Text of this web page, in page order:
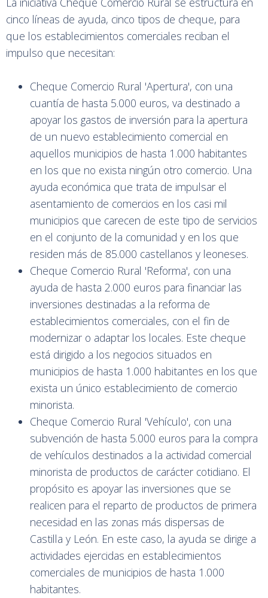
cinco líneas de ayuda, cinco tipos de cheque, para
que los establecimientos comerciales reciban el
impulso que necesitan:
Cheque Comercio Rural 'Apertura', con una
cuantía de hasta 5.000 euros, va destinado a
apoyar los gastos de inversión para la apertura
de un nuevo establecimiento comercial en
aquellos municipios de hasta 1.000 habitantes
en los que no exista ningún otro comercio. Una
ayuda económica que trata de impulsar el
asentamiento de comercios en los casi mil
municipios que carecen de este tipo de servicios
en el conjunto de la comunidad y en los que
residen más de 85.000 castellanos y leoneses.
Cheque Comercio Rural 'Reforma', con una
ayuda de hasta 2.000 euros para financiar las
inversiones destinadas a la reforma de
establecimientos comerciales, con el fin de
modernizar o adaptar los locales. Este cheque
está dirigido a los negocios situados en
municipios de hasta 1.000 habitantes en los que
exista un único establecimiento de comercio
minorista.
Cheque Comercio Rural 'Vehículo', con una
subvención de hasta 5.000 euros para la compra
de vehículos destinados a la actividad comercial
minorista de productos de carácter cotidiano. El
propósito es apoyar las inversiones que se
realicen para el reparto de productos de primera
necesidad en las zonas más dispersas de
Castilla y León. En este caso, la ayuda se dirige a
actividades ejercidas en establecimientos
comerciales de municipios de hasta 1.000
habitantes.